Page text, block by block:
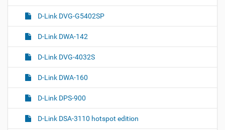
D-Link DVG-G5402SP
D-Link DWA-142
D-Link DVG-4032S
D-Link DWA-160
D-Link DPS-900
D-Link DSA-3110 hotspot edition